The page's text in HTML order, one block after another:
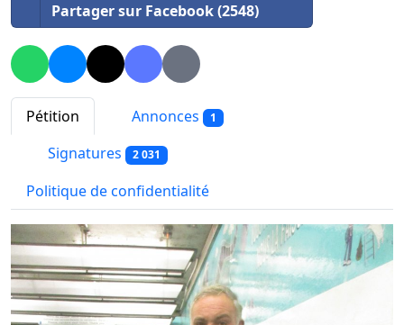
Partager sur Facebook (2548)
Pétition Annonces 1
Signatures 2 031
Politique de confidentialité